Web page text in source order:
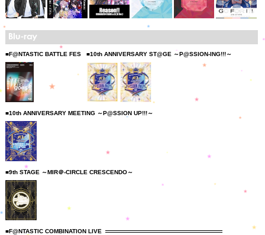
■F@NTASTIC BATTLE FES ■10th ANNIVERSARY ST@GE ～P@SSION-ING!!!～
■10th ANNIVERSARY MEETING ～P@SSION UP!!!～
■9th STAGE ～MIR＠-CIRCLE CRESCENDO～
■F@NTASTIC COMBINATION LIVE